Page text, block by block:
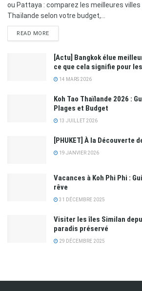
ou Pattaya : comparez les meilleures villes
Thaïlande selon votre budget,...
READ MORE
[Actu] Bangkok élue
ce que cela signifie pour
14 MARS 2026
Koh Tao Thaïlande 2026 :
Plages et Budget
13 JUILLET 2026
[PHUKET] À la Découverte
19 JANVIER 2026
Vacances à Koh Phi Phi :
rêve
31 DÉCEMBRE 2025
Visiter les îles Similan
paradis préservé
29 DÉCEMBRE 2025